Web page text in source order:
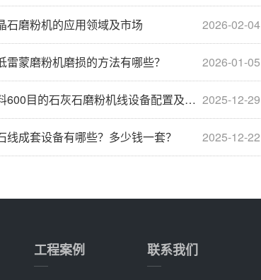
2026-02-04
石磨粉机的应用领域及市场
2026-01-05
雷蒙磨粉机磨损的方法有哪些？
2025-12-29
600目的石灰石磨粉机线设备配置及价格分析
2025-12-22
线成套设备有哪些？多少钱一套？
工程案例 联系我们